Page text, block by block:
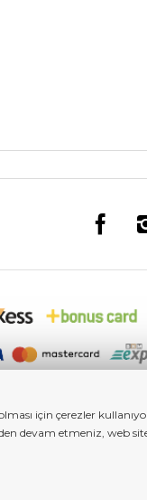
için çerezler
devam etmeniz, web